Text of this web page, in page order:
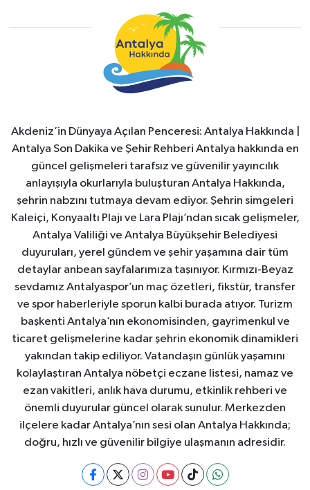
Akdeniz’in Dünyaya Açılan Penceresi: Antalya Hakkında |
Antalya Son Dakika ve Şehir Rehberi Antalya hakkında en
güncel gelişmeleri tarafsız ve güvenilir yayıncılık
anlayışıyla okurlarıyla buluşturan Antalya Hakkında,
şehrin nabzını tutmaya devam ediyor. Şehrin simgeleri
Kaleiçi, Konyaaltı Plajı ve Lara Plajı’ndan sıcak gelişmeler,
Antalya Valiliği ve Antalya Büyükşehir Belediyesi
duyuruları, yerel gündem ve şehir yaşamına dair tüm
detaylar anbean sayfalarımıza taşınıyor. Kırmızı-Beyaz
sevdamız Antalyaspor’un maç özetleri, fikstür, transfer
ve spor haberleriyle sporun kalbi burada atıyor. Turizm
başkenti Antalya’nın ekonomisinden, gayrimenkul ve
ticaret gelişmelerine kadar şehrin ekonomik dinamikleri
yakından takip ediliyor. Vatandaşın günlük yaşamını
kolaylaştıran Antalya nöbetçi eczane listesi, namaz ve
ezan vakitleri, anlık hava durumu, etkinlik rehberi ve
önemli duyurular güncel olarak sunulur. Merkezden
ilçelere kadar Antalya’nın sesi olan Antalya Hakkında;
doğru, hızlı ve güvenilir bilgiye ulaşmanın adresidir.